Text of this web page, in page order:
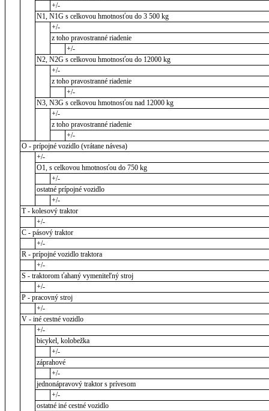
+/-
N1, N1G s celkovou hmotnosťou do 3 500 kg
+/-
z toho pravostranné riadenie
+/-
N2, N2G s celkovou hmotnosťou do 12000 kg
+/-
z toho pravostranné riadenie
+/-
N3, N3G s celkovou hmotnosťou nad 12000 kg
+/-
z toho pravostranné riadenie
+/-
O - prípojné vozidlo (vrátane návesa)
+/-
O1, s celkovou hmotnosťou do 750 kg
+/-
ostatné prípojné vozidlo
+/-
T - kolesový traktor
+/-
C - pásový traktor
+/-
R - prípojné vozidlo traktora
+/-
S - traktorom ťahaný vymeniteľný stroj
+/-
P - pracovný stroj
+/-
V - iné cestné vozidlo
+/-
bicykel, kolobežka
+/-
záprahové
+/-
jednonápravový traktor s prívesom
+/-
ostatné iné cestné vozidlo